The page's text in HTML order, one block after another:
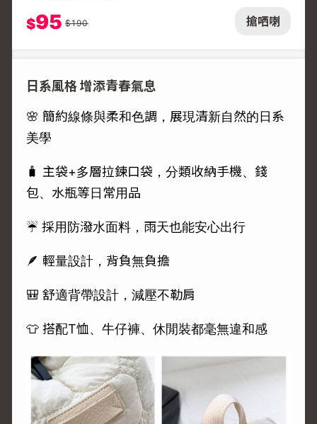
搶哂喇
$95 $190
日系風格 增添青春氣息
🌸 簡約線條與柔和色調，展現清新自然的日系
美學
🧳 主袋+多層拉鍊口袋，分類收納手機、錢
包、水瓶等日常用品
☔ 採用防潑水面料，雨天也能安心出行
🪶 輕量設計，背負無負擔
🎒 舒適背帶設計，減壓不勒肩
👕 搭配T恤、牛仔褲、休閒裝都毫無違和感